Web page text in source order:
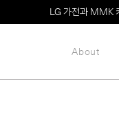
LG 가전과 MMK
About